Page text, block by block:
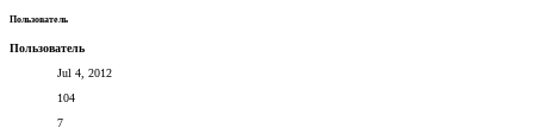
Пользователь
Пользователь
Jul 4, 2012
104
7